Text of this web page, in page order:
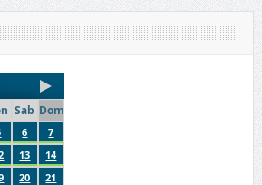
Sab Dom
6
7
13
14
20
21